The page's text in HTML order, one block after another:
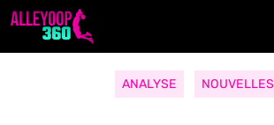
Aller
ANALYSE NOUVELLES